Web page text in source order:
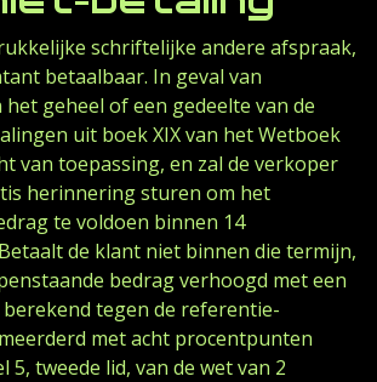
schriftelijke andere afspraak,
betaalbaar. In geval van
geheel of een gedeelte van de
uit boek XIX van het Wetboek
van toepassing, en zal de verkoper
herinnering sturen om het
te voldoen binnen 14
de klant niet binnen die termijn,
bedrag verhoogd met een
tegen de referentie-
met acht procentpunten
5, tweede lid, van de wet van 2